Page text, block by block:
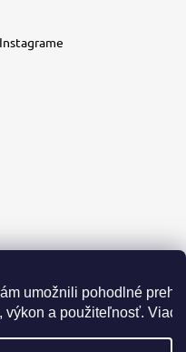
umožnili pohodlné
výkon a použiteľnosť. Viac